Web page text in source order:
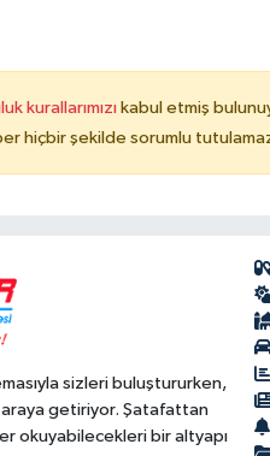
kurallarımızı kabul etmiş
hiçbir şekilde sorumlu
sizleri buluştururken,
getiriyor. Şatafattan
okuyabilecekleri bir altyapı